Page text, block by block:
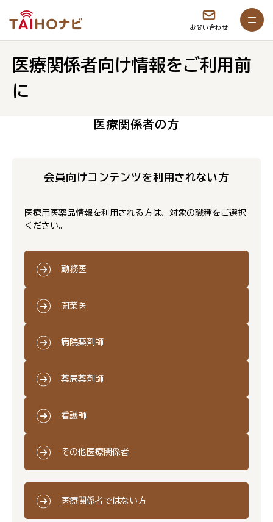
お問い合わせ
医療関係者向け情報をご利用前
に
医療関係者の方
会員向けコンテンツを利用されない方
医療用医薬品情報を利用される方は、対象の職種をご選択
ください。
勤務医
開業医
病院薬剤師
薬局薬剤師
看護師
その他医療関係者
医療関係者ではない方